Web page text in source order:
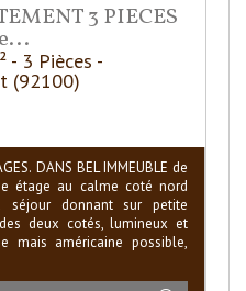
3 PIECES
- 3 Pièces -
(92100)
DANS BEL IMMEUBLE de
étage au calme coté nord
séjour donnant sur petite
deux cotés, lumineux et
mais américaine possible,